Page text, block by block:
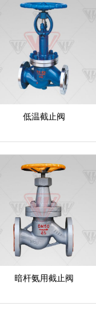
低温截止阀
暗杆氨用截止阀